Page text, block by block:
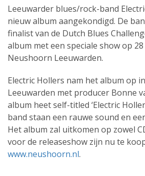
Leeuwarder blues/rock-band
nieuw album aangekondigd. De
finalist van de Dutch Blues
album met een speciale show op
Neushoorn Leeuwarden.
Electric Hollers nam het album op
Leeuwarden met producer Bonne
album heet self-titled ‘Electric
band staan een rauwe sound en
Het album zal uitkomen op zowel
voor de releaseshow zijn nu te
www.neushoorn.nl.